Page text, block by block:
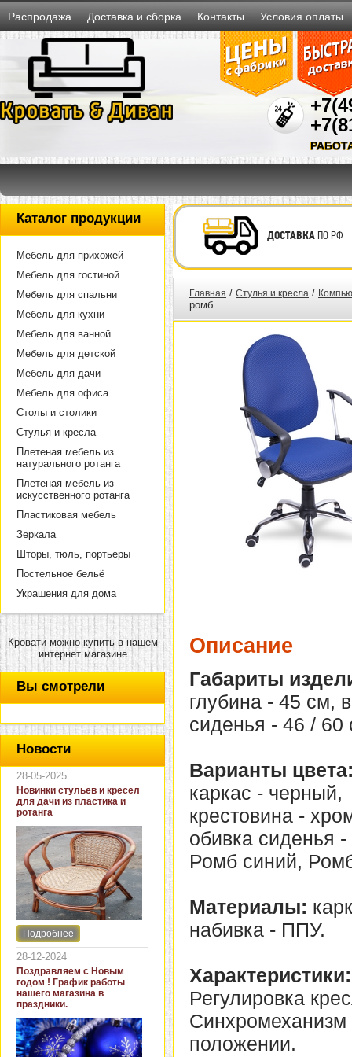
Распродажа Доставка и сборка Контакты Условия оплаты
Каталог продукции
Мебель для прихожей
Мебель для гостиной
Мебель для спальни
Мебель для кухни
Мебель для ванной
Мебель для детской
Мебель для дачи
Мебель для офиса
Столы и столики
Стулья и кресла
Плетеная мебель из
натурального ротанга
Плетеная мебель из
искусственного ротанга
Пластиковая мебель
Зеркала
Шторы, тюль, портьеры
Постельное бельё
Украшения для дома
Кровати можно купить в нашем
интернет магазине
Вы смотрели
Новости
28-05-2025
Новинки стульев и кресел
для дачи из пластика и
ротанга
Интернет-магазин "Кровать
и диван" представляет
новинки стульев и кресел
для дачи. В ассортименте
представлены как
бюджетные модели из
пластика для дачи, так и
кресла для загородных
домов из натурального и
искусственного ротанга.
Подробнее
28-12-2024
Поздравляем с Новым
годом ! График работы
нашего магазина в
праздники.
ДОСТАВКАПО РФ
Главная / Стулья и кресла /
ромб
Описание
Габариты
глубина - 45 см,
сиденья - 46 / 60
Варианты
каркас - черный,
крестовина -
обивка сиденья
Ромб синий,
Материалы:
набивка - ППУ.
Характеристики:
Регулировка
положении.